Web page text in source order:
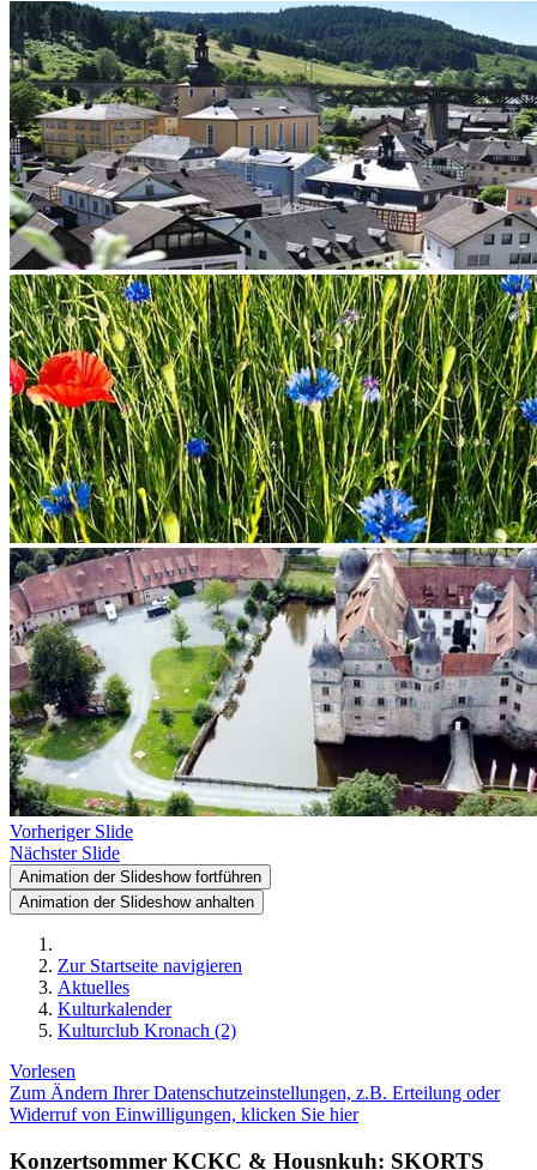
Vorheriger Slide
Nächster Slide
Animation der Slideshow fortführen
Animation der Slideshow anhalten
Zur Startseite navigieren
Aktuelles
Kulturkalender
Kulturclub Kronach (2)
Vorlesen
Zum Ändern Ihrer Datenschutzeinstellungen, z.B. Erteilung oder
Widerruf von Einwilligungen, klicken Sie hier
Konzertsommer KCKC & Housnkuh: SKORTS